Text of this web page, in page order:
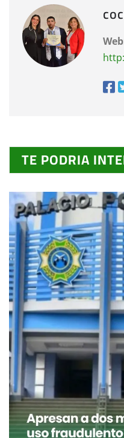
TE PODRIA